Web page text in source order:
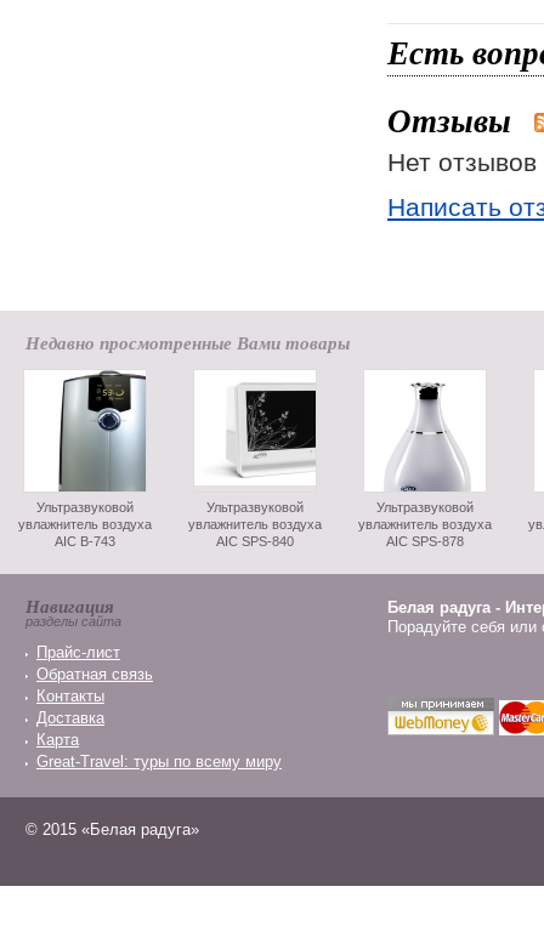
Есть
Отзывы
Нет отзывов
Написать
Недавно просмотренные Вами товары
Ультразвуковой
увлажнитель воздуха
AIC B-743
Ультразвуковой
увлажнитель воздуха
AIC SPS-840
Ультразвуковой
увлажнитель воздуха
AIC SPS-878
Навигация
разделы сайта
Прайс-лист
Обратная связь
Контакты
Доставка
Карта
Great-Travel: туры по всему миру
Белая радуга -
Порадуйте себя
© 2015 «Белая радуга»